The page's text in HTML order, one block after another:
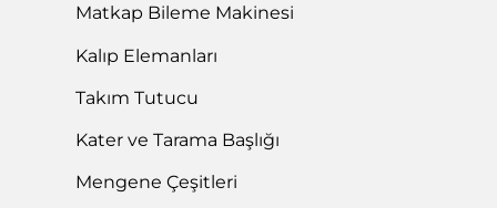
Matkap Bileme Makinesi
Kalıp Elemanları
Takım Tutucu
Kater ve Tarama Başlığı
Mengene Çeşitleri